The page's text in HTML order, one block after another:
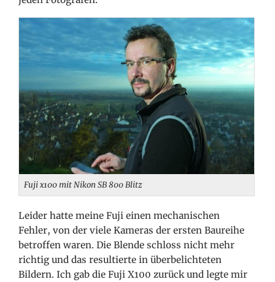
Fuji x100 mit Nikon SB 800 Blitz
Leider hatte meine Fuji einen mechanischen
Fehler, von der viele Kameras der ersten Baureihe
betroffen waren. Die Blende schloss nicht mehr
richtig und das resultierte in überbelichteten
Bildern. Ich gab die Fuji X100 zurück und legte mir